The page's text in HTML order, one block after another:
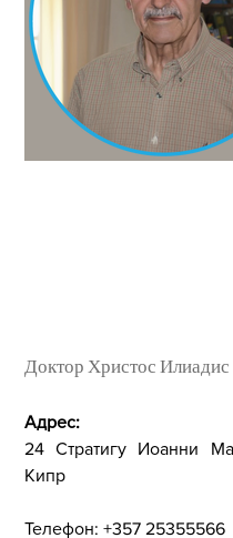
Доктор Христос Илиадис
Адрес:
24 Стратигу Иоанни
Кипр
Телефон: +357 25355566